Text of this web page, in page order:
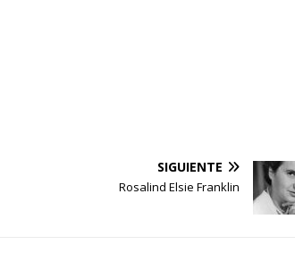
SIGUIENTE
Rosalind Elsie Franklin